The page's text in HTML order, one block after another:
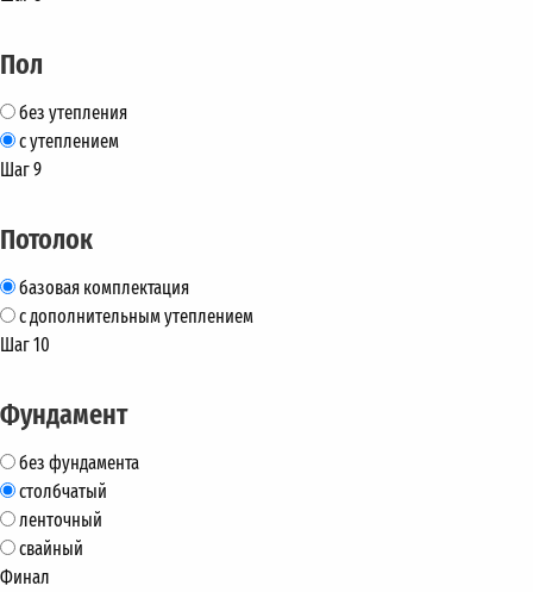
Пол
без утепления
с утеплением
Шаг 9
Потолок
базовая комплектация
с дополнительным утеплением
Шаг 10
Фундамент
без фундамента
столбчатый
ленточный
свайный
Финал